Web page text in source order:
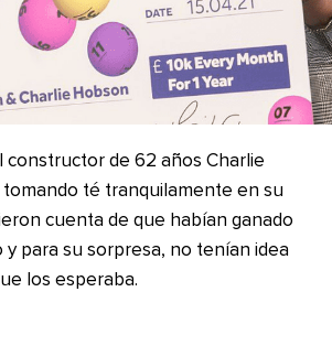
constructor de 62 años Charlie
tomando té tranquilamente en su
cuenta de que habían ganado
y para su sorpresa, no tenían idea
los esperaba.